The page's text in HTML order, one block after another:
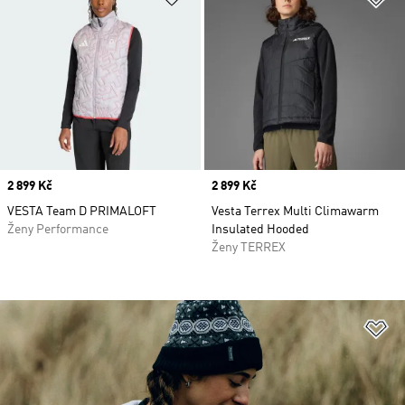
Price
2 899 Kč
VESTA Team D PRIMALOFT
Ženy Performance
Price
2 899 Kč
Vesta Terrex Multi Climawarm
Insulated Hooded
Ženy TERREX